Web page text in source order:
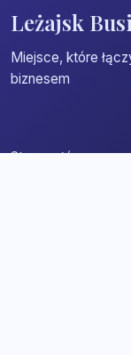
Leżajsk
Miejsce, które
biznesem
Strona główna